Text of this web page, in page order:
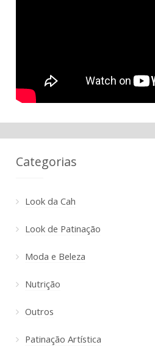
Categorias
Look da Cah
Look de Patinação
Moda e Beleza
Nutrição
Outros
Patinação Artística